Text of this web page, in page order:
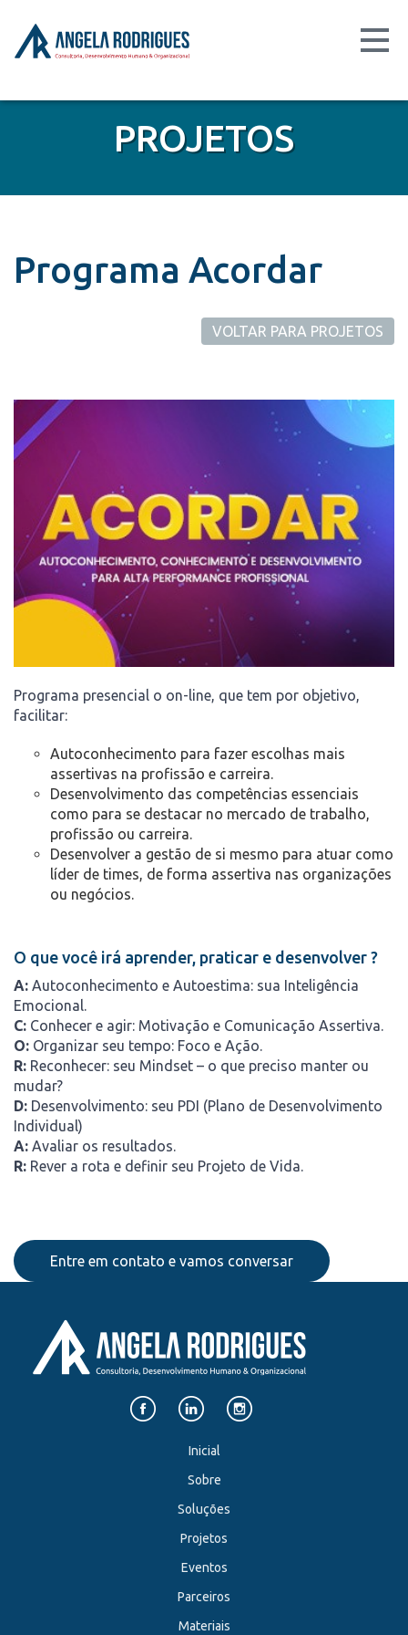
PROJETOS
Programa Acordar
VOLTAR PARA PROJETOS
Programa presencial o on-line, que tem por objetivo,
facilitar:
Autoconhecimento para fazer escolhas mais
assertivas na profissão e carreira.
Desenvolvimento das competências essenciais
como para se destacar no mercado de trabalho,
profissão ou carreira.
Desenvolver a gestão de si mesmo para atuar como
líder de times, de forma assertiva nas organizações
ou negócios.
O que você irá aprender, praticar e desenvolver ?
A: Autoconhecimento e Autoestima: sua Inteligência
Emocional.
C: Conhecer e agir: Motivação e Comunicação Assertiva.
O: Organizar seu tempo: Foco e Ação.
R: Reconhecer: seu Mindset – o que preciso manter ou
mudar?
D: Desenvolvimento: seu PDI (Plano de Desenvolvimento
Individual)
A: Avaliar os resultados.
R: Rever a rota e definir seu Projeto de Vida.
Entre em contato e vamos conversar
Inicial
Sobre
Soluções
Projetos
Eventos
Parceiros
Materiais